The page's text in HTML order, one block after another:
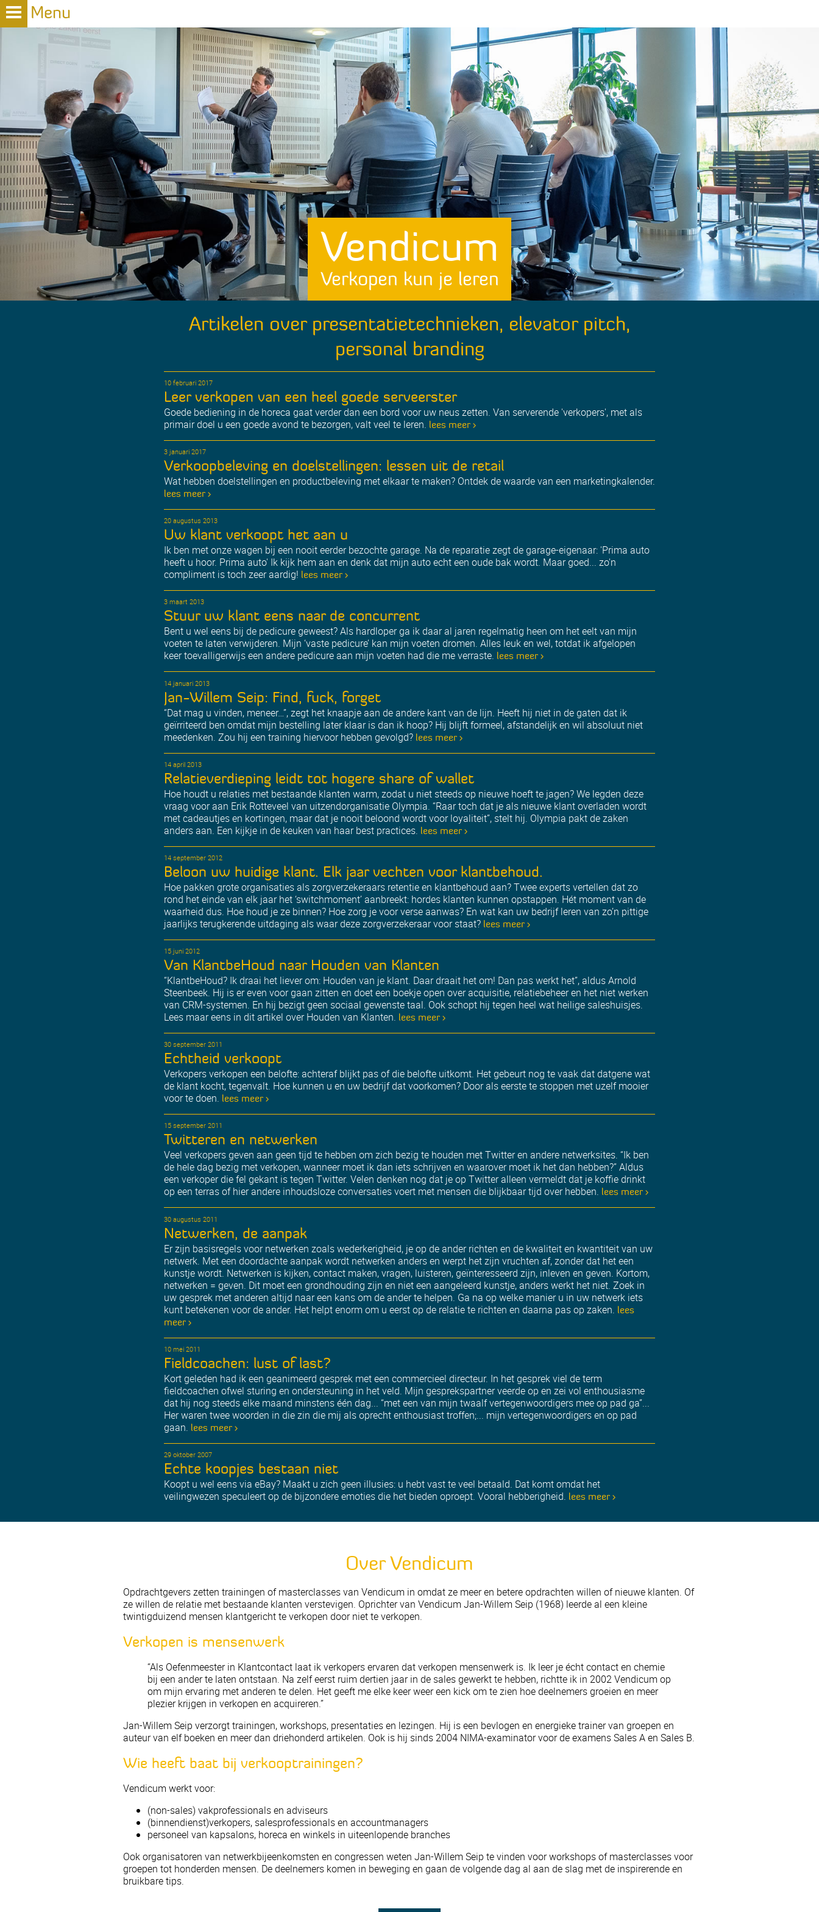
Vendicum
Verkopen kun je leren
Artikelen over presentatietechnieken, elevator pitch,
personal branding
10 februari 2017
Leer verkopen van een heel goede serveerster
Goede bediening in de horeca gaat verder dan een bord voor uw neus zetten. Van serverende 'verkopers', met als
primair doel u een goede avond te bezorgen, valt veel te leren. lees meer >
3 januari 2017
Verkoopbeleving en doelstellingen: lessen uit de retail
Wat hebben doelstellingen en productbeleving met elkaar te maken? Ontdek de waarde van een marketingkalender.
lees meer >
20 augustus 2013
Uw klant verkoopt het aan u
Ik ben met onze wagen bij een nooit eerder bezochte garage. Na de reparatie zegt de garage-eigenaar: 'Prima auto
heeft u hoor. Prima auto' Ik kijk hem aan en denk dat mijn auto echt een oude bak wordt. Maar goed... zo'n
compliment is toch zeer aardig! lees meer >
3 maart 2013
Stuur uw klant eens naar de concurrent
Bent u wel eens bij de pedicure geweest? Als hardloper ga ik daar al jaren regelmatig heen om het eelt van mijn
voeten te laten verwijderen. Mijn ‘vaste pedicure’ kan mijn voeten dromen. Alles leuk en wel, totdat ik afgelopen
keer toevalligerwijs een andere pedicure aan mijn voeten had die me verraste. lees meer >
14 januari 2013
Jan-Willem Seip: Find, fuck, forget
“Dat mag u vinden, meneer…”, zegt het knaapje aan de andere kant van de lijn. Heeft hij niet in de gaten dat ik
geïrriteerd ben omdat mijn bestelling later klaar is dan ik hoop? Hij blijft formeel, afstandelijk en wil absoluut niet
meedenken. Zou hij een training hiervoor hebben gevolgd? lees meer >
14 april 2013
Relatieverdieping leidt tot hogere share of wallet
Hoe houdt u relaties met bestaande klanten warm, zodat u niet steeds op nieuwe hoeft te jagen? We legden deze
vraag voor aan Erik Rotteveel van uitzendorganisatie Olympia. “Raar toch dat je als nieuwe klant overladen wordt
met cadeautjes en kortingen, maar dat je nooit beloond wordt voor loyaliteit”, stelt hij. Olympia pakt de zaken
anders aan. Een kijkje in de keuken van haar best practices. lees meer >
14 september 2012
Beloon uw huidige klant. Elk jaar vechten voor klantbehoud.
Hoe pakken grote organisaties als zorgverzekeraars retentie en klantbehoud aan? Twee experts vertellen dat zo
rond het einde van elk jaar het ‘switchmoment’ aanbreekt: hordes klanten kunnen opstappen. Hét moment van de
waarheid dus. Hoe houd je ze binnen? Hoe zorg je voor verse aanwas? En wat kan uw bedrijf leren van zo’n pittige
jaarlijks terugkerende uitdaging als waar deze zorgverzekeraar voor staat? lees meer >
15 juni 2012
Van KlantbeHoud naar Houden van Klanten
“KlantbeHoud? Ik draai het liever om: Houden van je klant. Daar draait het om! Dan pas werkt het”, aldus Arnold
Steenbeek. Hij is er even voor gaan zitten en doet een boekje open over acquisitie, relatiebeheer en het niet werken
van CRM-systemen. En hij bezigt geen sociaal gewenste taal. Ook schopt hij tegen heel wat heilige saleshuisjes.
Lees maar eens in dit artikel over Houden van Klanten. lees meer >
30 september 2011
Echtheid verkoopt
Verkopers verkopen een belofte: achteraf blijkt pas of die belofte uitkomt. Het gebeurt nog te vaak dat datgene wat
de klant kocht, tegenvalt. Hoe kunnen u en uw bedrijf dat voorkomen? Door als eerste te stoppen met uzelf mooier
voor te doen. lees meer >
15 september 2011
Twitteren en netwerken
Veel verkopers geven aan geen tijd te hebben om zich bezig te houden met Twitter en andere netwerksites. “Ik ben
de hele dag bezig met verkopen, wanneer moet ik dan iets schrijven en waarover moet ik het dan hebben?” Aldus
een verkoper die fel gekant is tegen Twitter. Velen denken nog dat je op Twitter alleen vermeldt dat je koffie drinkt
op een terras of hier andere inhoudsloze conversaties voert met mensen die blijkbaar tijd over hebben. lees meer >
30 augustus 2011
Netwerken, de aanpak
Er zijn basisregels voor netwerken zoals wederkerigheid, je op de ander richten en de kwaliteit en kwantiteit van uw
netwerk. Met een doordachte aanpak wordt netwerken anders en werpt het zijn vruchten af, zonder dat het een
kunstje wordt. Netwerken is kijken, contact maken, vragen, luisteren, geïnteresseerd zijn, inleven en geven. Kortom,
netwerken = geven. Dit moet een grondhouding zijn en niet een aangeleerd kunstje, anders werkt het niet. Zoek in
uw gesprek met anderen altijd naar een kans om de ander te helpen. Ga na op welke manier u in uw netwerk iets
kunt betekenen voor de ander. Het helpt enorm om u eerst op de relatie te richten en daarna pas op zaken. lees
meer >
10 mei 2011
Fieldcoachen: lust of last?
Kort geleden had ik een geanimeerd gesprek met een commercieel directeur. In het gesprek viel de term
fieldcoachen ofwel sturing en ondersteuning in het veld. Mijn gesprekspartner veerde op en zei vol enthousiasme
dat hij nog steeds elke maand minstens één dag... “met een van mijn twaalf vertegenwoordigers mee op pad ga”...
Her waren twee woorden in die zin die mij als oprecht enthousiast troffen;... mijn vertegenwoordigers en op pad
gaan. lees meer >
29 oktober 2007
Echte koopjes bestaan niet
Koopt u wel eens via eBay? Maakt u zich geen illusies: u hebt vast te veel betaald. Dat komt omdat het
veilingwezen speculeert op de bijzondere emoties die het bieden oproept. Vooral hebberigheid. lees meer >
Over Vendicum
Opdrachtgevers zetten trainingen of masterclasses van Vendicum in omdat ze meer en betere opdrachten willen of nieuwe klanten. Of
ze willen de relatie met bestaande klanten verstevigen. Oprichter van Vendicum Jan-Willem Seip (1968) leerde al een kleine
twintigduizend mensen klantgericht te verkopen door niet te verkopen.
Verkopen is mensenwerk
“Als Oefenmeester in Klantcontact laat ik verkopers ervaren dat verkopen mensenwerk is. Ik leer je écht contact en chemie
bij een ander te laten ontstaan. Na zelf eerst ruim dertien jaar in de sales gewerkt te hebben, richtte ik in 2002 Vendicum op
om mijn ervaring met anderen te delen. Het geeft me elke keer weer een kick om te zien hoe deelnemers groeien en meer
plezier krijgen in verkopen en acquireren.”
Jan-Willem Seip verzorgt trainingen, workshops, presentaties en lezingen. Hij is een bevlogen en energieke trainer van groepen en
auteur van elf boeken en meer dan driehonderd artikelen. Ook is hij sinds 2004 NIMA-examinator voor de examens Sales A en Sales B.
Wie heeft baat bij verkooptrainingen?
Vendicum werkt voor:
(non-sales) vakprofessionals en adviseurs
(binnendienst)verkopers, salesprofessionals en accountmanagers
personeel van kapsalons, horeca en winkels in uiteenlopende branches
Ook organisatoren van netwerkbijeenkomsten en congressen weten Jan-Willem Seip te vinden voor workshops of masterclasses voor
groepen tot honderden mensen. De deelnemers komen in beweging en gaan de volgende dag al aan de slag met de inspirerende en
bruikbare tips.